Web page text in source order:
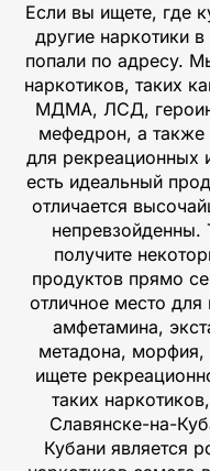
Если вы ищете, где
другие наркотики
попали по адресу.
наркотиков, таких
МДМА, ЛСД,
мефедрон, а также
для рекреационных
есть идеальный
отличается
непревзойденны.
получите
продуктов прямо
отличное место
амфетамина,
метадона,
ищете
таких
Славянске-на-
Кубани является